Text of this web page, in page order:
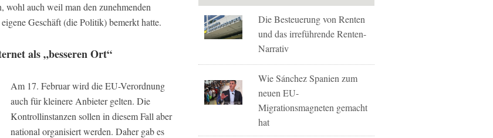
wohl auch weil man den zunehmenden
Geschäft (die Politik) bemerkt hatte.
als „besseren Ort“
Am 17. Februar wird die EU-Verordnung
auch für kleinere Anbieter gelten. Die
Kontrollinstanzen sollen in diesem Fall aber
national organisiert werden. Daher gab es
Die Besteuerung von Renten
und das irreführende Renten-
Narrativ
Wie Sánchez Spanien zum
neuen EU-
Migrationsmagneten gemacht
hat